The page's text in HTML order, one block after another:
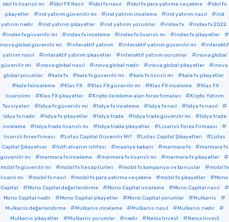
idol fx lisanslı mı
İdol FX Nasıl idol fx nasıl idol fx para yatırma ve çekme
idol fx
şikayetler
ind yatırım güvenilir mi ind yatırım inceleme ind yatırım nasıl
ind
yatırım nedir
ind yatırım şikayetler ind yatırım yorumlar index fx
index fx 2022
index fx güvenilir mi
index fx inceleme index fx lisanslı mı
index fx şikayetler
inova global güvenilir mi
interaktif yatırım interaktif yatırım güvenilir mi
interaktif
yatırım nasıl
interaktif yatırım şikayetler interaktif yatırım yorumlar
ınova global
güvenilir mi
ınova global nasıl ınova global nedir ınova global şikayetler
ınova
global yorumlar
kale fx kale fx güvenilir mi kale fx lisnslı mı
kale fx şikayetler
kale fxinceleme
Klas FX Klas FX güvenilir mi Klas FX inceleme
Klas FX
lisanslımı
Klas FX şikayetler Kripto ile ödeme alan forex firmaları
Kripto Yatırım
Tavsiyeleri
lidya fx güvenilir mi lidya fx inceleme lidya fx naıl
lidya fx nasıl
lidya fx nedir
lidya fx şikayetler lidya trade lidya trade güvenilir mi
lidya trade
inceleme
lidya trade lisanslı mı lidya trade şikayetler
Lisanslı Forex Firmaası
lisanslı forex firması
Lotas Capital Güvenilir Mi? Lotas Capital Şikayetleri
Lotas
Capital Şikayetvar
lütfi elvanın istifası maaliye bakanı marmara fx
marmara fx
güvenilir mi
marmara fx inceleme marmara fx lisanslı mı
marmara fx şikayetler
mobil fx güvenilir mi
mobil fx hesap türleri mobil fx kampanya ve bonuslar
mobil fx
lisanlı mı
mobil fx nasıl mobil fx para yatırma ve çekme mobil fx şikayetler
Mono
Capital
Mono Capital değerlendirme Mono Capital inceleme
Mono Capital nasıl
Mono Capital nedir
Mono Capital şikayetler Mono Capital yorumlar
Mulkanis
Mulkanis değerlendirme
Mulkanis inceleme Mulkanis nasıl
Mulkanis nedir
Mulkanis şikayetler
Mulkanis yorumlar nedir Nerox Invest
Nerox Invest